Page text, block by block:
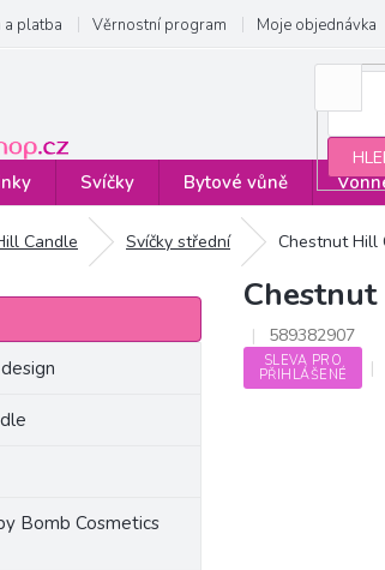
a platba Věrnostní program Moje objednávka
Svíčky Bytové vůně
Candle Svíčky střední Chestnut Hill
Bomb Cosmetics
589382907
SLEVA PRO
PŘIHLÁŠENÉ